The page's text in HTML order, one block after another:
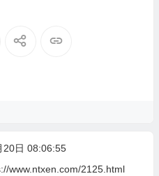
20日 08:06:55
www.ntxen.com/2125.html